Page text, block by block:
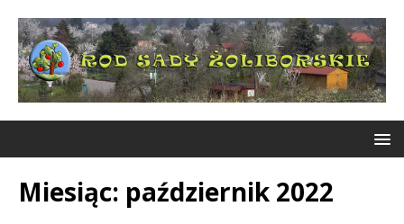
Miesiąc: październik 2022